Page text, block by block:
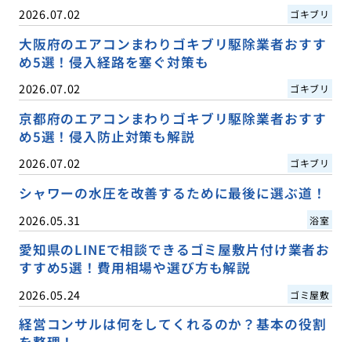
2026.07.02 ゴキブリ
大阪府のエアコンまわりゴキブリ駆除業者おすす
め5選！侵入経路を塞ぐ対策も
2026.07.02 ゴキブリ
京都府のエアコンまわりゴキブリ駆除業者おすす
め5選！侵入防止対策も解説
2026.07.02 ゴキブリ
シャワーの水圧を改善するために最後に選ぶ道！
2026.05.31 浴室
愛知県のLINEで相談できるゴミ屋敷片付け業者お
すすめ5選！費用相場や選び方も解説
2026.05.24 ゴミ屋敷
経営コンサルは何をしてくれるのか？基本の役割